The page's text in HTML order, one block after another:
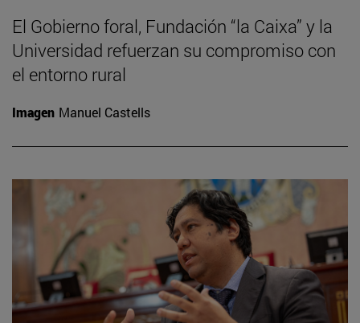
El Gobierno foral, Fundación “la Caixa” y la
Universidad refuerzan su compromiso con
el entorno rural
Imagen Manuel Castells